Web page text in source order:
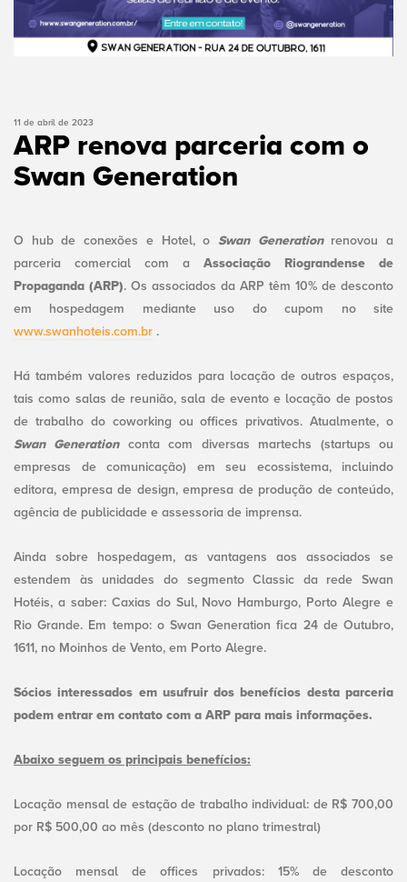
11 de abril de 2023
ARP renova parceria com o
Swan Generation
O hub de conexões e Hotel, o Swan Generationrenovou a
parceria comercial com a Associação Riograndense de
Propaganda (ARP). Os associados da ARP têm 10% de desconto
em hospedagem mediante uso do cupom no site
www.swanhoteis.com.br .
Há também valores reduzidos para locação de outros espaços,
tais como salas de reunião, sala de evento e locação de postos
de trabalho do coworking ou offices privativos. Atualmente, o
Swan Generationconta com diversas martechs (startups ou
empresas de comunicação) em seu ecossistema, incluindo
editora, empresa de design, empresa de produção de conteúdo,
agência de publicidade e assessoria de imprensa.
Ainda sobre hospedagem, as vantagens aos associados se
estendem às unidades do segmento Classic da rede Swan
Hotéis, a saber: Caxias do Sul, Novo Hamburgo, Porto Alegre e
Rio Grande. Em tempo: o Swan Generation fica 24 de Outubro,
1611, no Moinhos de Vento, em Porto Alegre.
Sócios interessados em usufruir dos benefícios desta parceria
podem entrar em contato com a ARP para mais informações.
Abaixo seguem os principais benefícios:
Locação mensal de estação de trabalho individual: de R$ 700,00
por R$ 500,00 ao mês (desconto no plano trimestral)
Locação mensal de offices privados: 15% de desconto